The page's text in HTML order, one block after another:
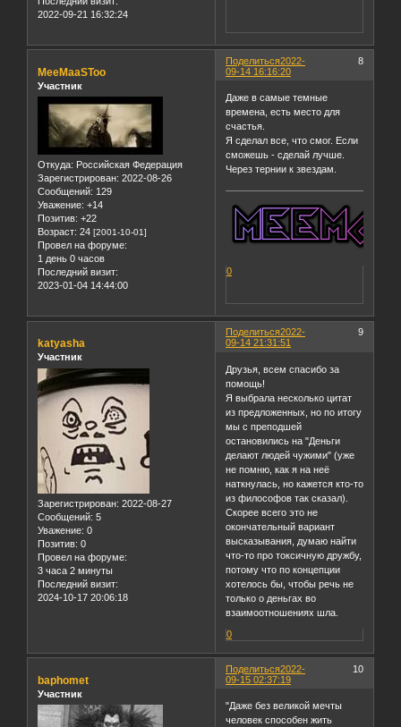
2022-09-21 16:32:24
Поделиться 8
2022-
09-14 16:16:20
MeeMaaSToo
Участник
Откуда: Российская Федерация
Зарегистрирован: 2022-08-26
Сообщений: 129
Уважение: +14
Позитив: +22
Возраст: 24 [2001-10-01]
Провел на форуме:
1 день 0 часов
Последний визит:
2023-01-04 14:44:00
Даже в самые темные
времена, есть место для
счастья.
Я сделал все, что смог. Если
сможешь - сделай лучше.
Через тернии к звездам.
0
Поделиться 9
2022-
09-14 21:31:51
katyasha
Участник
Зарегистрирован: 2022-08-27
Сообщений: 5
Уважение: 0
Позитив: 0
Провел на форуме:
3 часа 2 минуты
Последний визит:
2024-10-17 20:06:18
Друзья, всем спасибо за
помощь!
Я выбрала несколько цитат
из предложенных, но по итогу
мы с преподшей
остановились на "Деньги
делают людей чужими" (уже
не помню, как я на неё
наткнулась, но кажется кто-то
из философов так сказал).
Скорее всего это не
окончательный вариант
высказывания, думаю найти
что-то про токсичную дружбу,
потому что по концепции
хотелось бы, чтобы речь не
только о деньгах во
взаимоотношениях шла.
0
Поделиться 10
2022-
09-15 02:37:19
baphomet
Участник
"Даже без великой мечты
человек способен жить